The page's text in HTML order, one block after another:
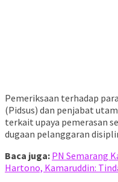
Pemeriksaan terhadap
(Pidsus) dan penjabat
terkait upaya pemerasan
dugaan pelanggaran
Baca juga: PN Semarang
Hartono, Kamaruddin: